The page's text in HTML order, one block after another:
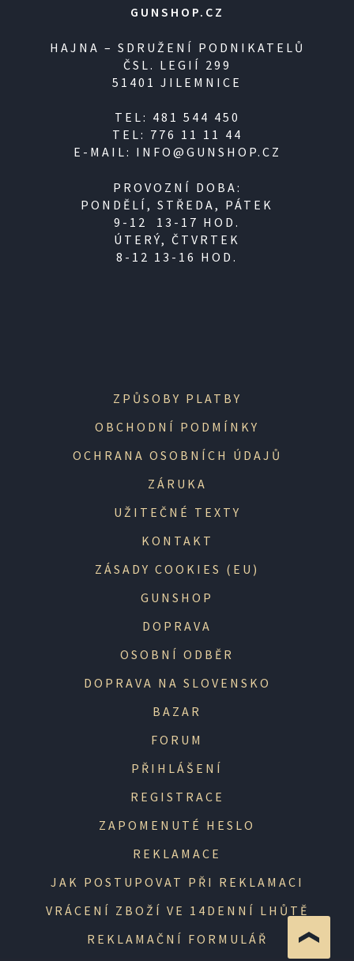
GUNSHOP.CZ
HAJNA – SDRUŽENÍ PODNIKATELŮ
ČSL. LEGIÍ 299
51401 JILEMNICE
TEL: 481 544 450
TEL: 776 11 11 44
E-MAIL: INFO@GUNSHOP.CZ
PROVOZNÍ DOBA:
PONDĚLÍ, STŘEDA, PÁTEK
9-12 13-17 HOD.
ÚTERÝ, ČTVRTEK
8-12 13-16 HOD.
ZPŮSOBY PLATBY
OBCHODNÍ PODMÍNKY
OCHRANA OSOBNÍCH ÚDAJŮ
ZÁRUKA
UŽITEČNÉ TEXTY
KONTAKT
ZÁSADY COOKIES (EU)
GUNSHOP
DOPRAVA
OSOBNÍ ODBĚR
DOPRAVA NA SLOVENSKO
BAZAR
FORUM
PŘIHLÁŠENÍ
REGISTRACE
ZAPOMENUTÉ HESLO
REKLAMACE
JAK POSTUPOVAT PŘI REKLAMACI
VRÁCENÍ ZBOŽÍ VE 14DENNÍ LHŮTĚ
REKLAMAČNÍ FORMULÁŘ